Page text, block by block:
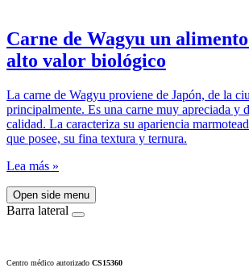
Carne de Wagyu un
alto valor biológico
La carne de Wagyu proviene de Japón, de la
principalmente. Es una carne muy apreciada y
calidad. La caracteriza su apariencia
que posee, su fina textura y ternura.
Lea más »
Open side menu
Barra lateral
Centro médico autorizado CS15360